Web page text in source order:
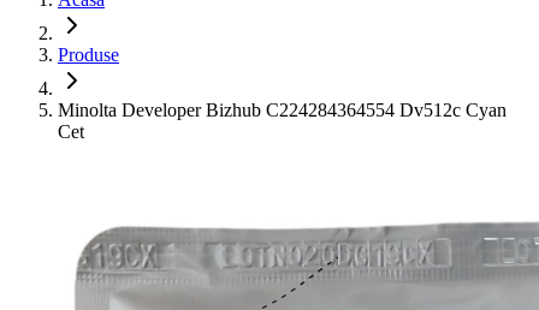
Produse
Minolta Developer Bizhub C224284364554 Dv512c Cyan
Cet